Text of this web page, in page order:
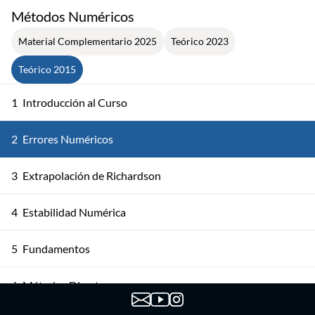
Métodos Numéricos
Material Complementario 2025 Teórico 2023
Teórico 2015
1 Introducción al Curso
2 Errores Numéricos
3 Extrapolación de Richardson
4 Estabilidad Numérica
5 Fundamentos
6 Métodos Directos